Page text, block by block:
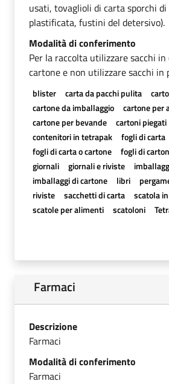
usati, tovaglioli di carta sporchi
plastificata, fustini del detersivo).
Modalità di conferimento
Per la raccolta utilizzare sacchi
cartone e non utilizzare sacchi in
blister carta da pacchi pulita
cartone da imballaggio
cartone per
cartone per bevande
cartoni piegati
contenitori in tetrapak
fogli di carta
fogli di carta o cartone
fogli di
giornali
giornali e riviste
imballaggi di cartone
libri
riviste
sacchetti di carta
scatola
scatole per alimenti
scatoloni
Farmaci
Descrizione
Farmaci
Modalità di conferimento
Farmaci